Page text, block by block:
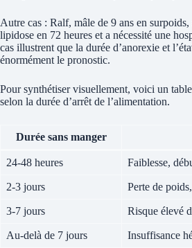
Autre cas : Ralf, mâle de 9 ans en
lipidose en 72 heures et a nécessité une
cas illustrent que la durée d’anorexie et
énormément le pronostic.
Pour synthétiser visuellement, voici un
selon la durée d’arrêt de l’alimentation.
Durée sans manger
24-48 heures Faiblesse,
2-3 jours Perte de
3-7 jours Risque élevé
Au-delà de 7 jours Insuffisance